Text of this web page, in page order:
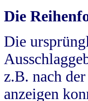
Die
Die
z.B. nach
anzeigen